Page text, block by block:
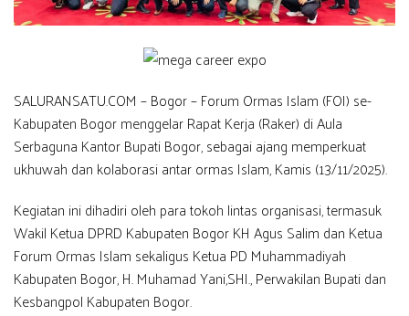
SALURANSATU.COM – Bogor – Forum Ormas Islam (FOI) se-
Kabupaten Bogor menggelar Rapat Kerja (Raker) di Aula
Serbaguna Kantor Bupati Bogor, sebagai ajang memperkuat
ukhuwah dan kolaborasi antar ormas Islam, Kamis (13/11/2025).
Kegiatan ini dihadiri oleh para tokoh lintas organisasi, termasuk
Wakil Ketua DPRD Kabupaten Bogor KH Agus Salim dan Ketua
Forum Ormas Islam sekaligus Ketua PD Muhammadiyah
Kabupaten Bogor, H. Muhamad Yani,SHI., Perwakilan Bupati dan
Kesbangpol Kabupaten Bogor.